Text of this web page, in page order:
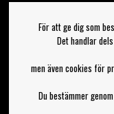
Om Bengans
FAQ / Köp- &
Jag
För att ge dig som
Det handlar
men även cookies för
Du bestämmer